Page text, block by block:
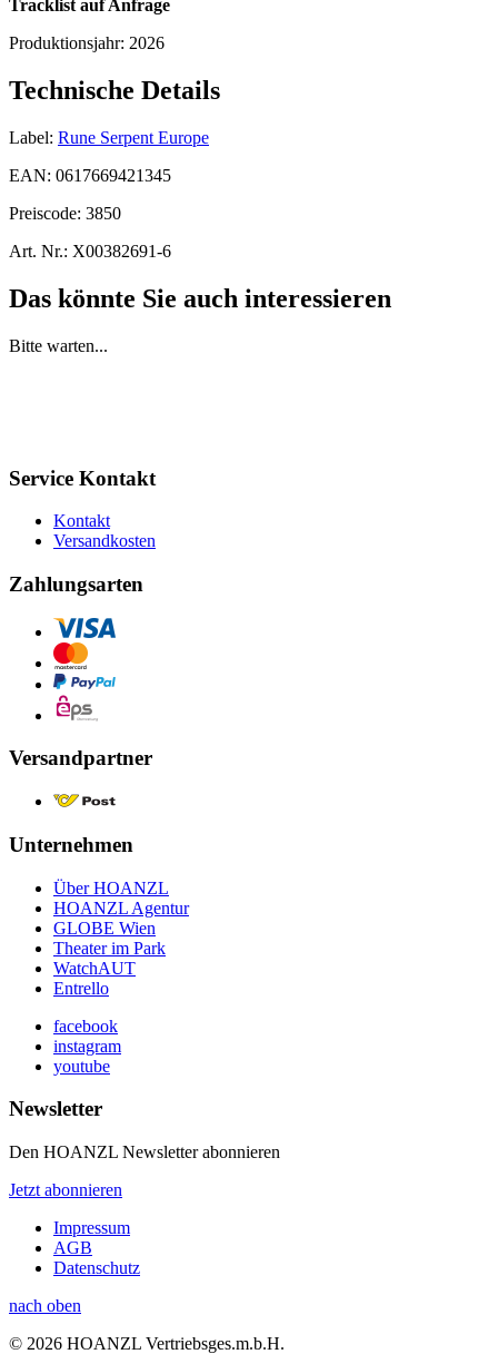
Tracklist auf Anfrage
Produktionsjahr: 2026
Technische Details
Label: Rune Serpent Europe
EAN: 0617669421345
Preiscode: 3850
Art. Nr.: X00382691-6
Das könnte Sie auch interessieren
Bitte warten...
Service Kontakt
Kontakt
Versandkosten
Zahlungsarten
Versandpartner
Unternehmen
Über HOANZL
HOANZL Agentur
GLOBE Wien
Theater im Park
WatchAUT
Entrello
facebook
instagram
youtube
Newsletter
Den HOANZL Newsletter abonnieren
Jetzt abonnieren
Impressum
AGB
Datenschutz
nach oben
© 2026 HOANZL Vertriebsges.m.b.H.